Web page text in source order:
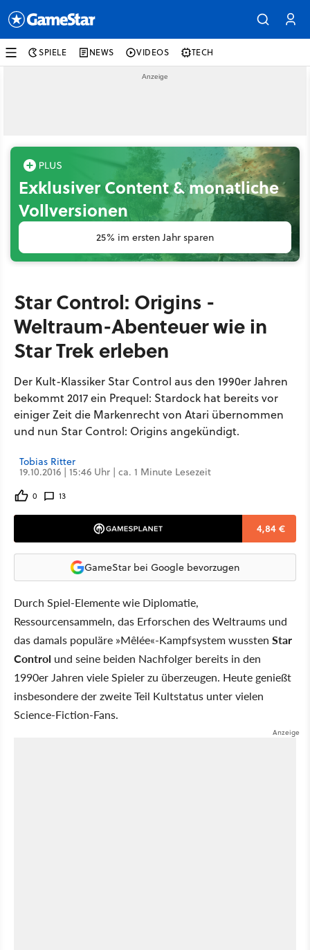
SPIELE NEWS VIDEOS TECH
Exklusiver Content & monatliche
Vollversionen
25% im ersten Jahr sparen
Star Control: Origins -
Weltraum-Abenteuer wie in
Star Trek erleben
Der Kult-Klassiker Star Control aus den 1990er Jahren
bekommt 2017 ein Prequel: Stardock hat bereits vor
einiger Zeit die Markenrecht von Atari übernommen
und nun Star Control: Origins angekündigt.
Tobias Ritter
19.10.2016 | 15:46 Uhr | ca. 1 Minute Lesezeit
0 13
4,84 €
GameStar bei Google bevorzugen
Durch Spiel-Elemente wie Diplomatie,
Ressourcensammeln, das Erforschen des Weltraums und
das damals populäre »Mêlée«-Kampfsystem wussten Star
Control und seine beiden Nachfolger bereits in den
1990er Jahren viele Spieler zu überzeugen. Heute genießt
insbesondere der zweite Teil Kultstatus unter vielen
Science-Fiction-Fans.